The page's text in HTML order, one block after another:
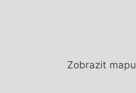
Zobrazit mapu